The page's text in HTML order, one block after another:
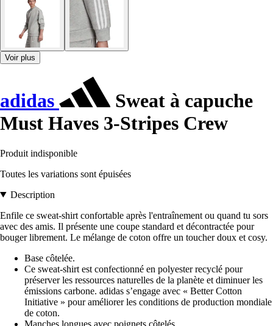
Voir plus
adidas
Sweat à capuche
Must Haves 3-Stripes Crew
Produit indisponible
Toutes les variations sont épuisées
Description
Enfile ce sweat-shirt confortable après l'entraînement ou quand tu sors
avec des amis. Il présente une coupe standard et décontractée pour
bouger librement. Le mélange de coton offre un toucher doux et cosy.
Base côtelée.
Ce sweat-shirt est confectionné en polyester recyclé pour
préserver les ressources naturelles de la planète et diminuer les
émissions carbone. adidas s’engage avec « Better Cotton
Initiative » pour améliorer les conditions de production mondiale
de coton.
Manches longues avec poignets côtelés.